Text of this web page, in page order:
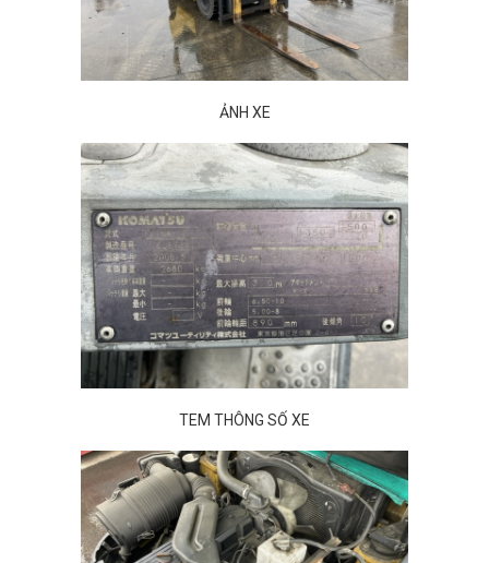
ẢNH XE
TEM THÔNG SỐ XE